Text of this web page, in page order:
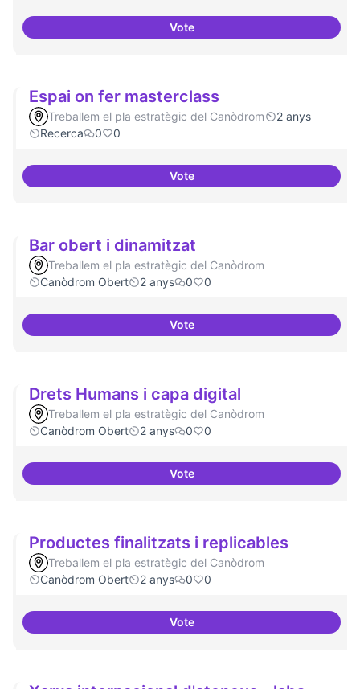
VoteErasmus Canòdrom
Espai on fer masterclass
Treballem el pla estratègic del Canòdrom
2 anys
Recerca
0 0
VoteEspai on fer masterclass
Bar obert i dinamitzat
Treballem el pla estratègic del Canòdrom
Canòdrom Obert
2 anys 0 0
VoteBar obert i dinamitzat
Drets Humans i capa digital
Treballem el pla estratègic del Canòdrom
Canòdrom Obert
2 anys 0 0
VoteDrets Humans i capa digital
Productes finalitzats i replicables
Treballem el pla estratègic del Canòdrom
Canòdrom Obert
2 anys 0 0
VoteProductes finalitzats i